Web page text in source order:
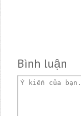
Bình luận